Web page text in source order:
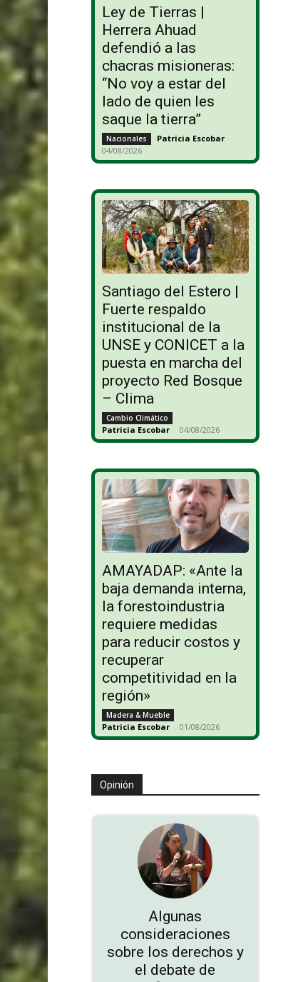
Ley de Tierras |
Herrera Ahuad
defendió a las
chacras misioneras:
“No voy a estar del
lado de quien les
saque la tierra”
Nacionales Patricia Escobar -
04/08/2026
Santiago del Estero |
Fuerte respaldo
institucional de la
UNSE y CONICET a la
puesta en marcha del
proyecto Red Bosque
– Clima
Cambio Climático
Patricia Escobar - 04/08/2026
AMAYADAP: «Ante la
baja demanda interna,
la forestoindustria
requiere medidas
para reducir costos y
recuperar
competitividad en la
región»
Madera & Mueble
Patricia Escobar - 01/08/2026
Opinión
Algunas
consideraciones
sobre los derechos y
el debate de